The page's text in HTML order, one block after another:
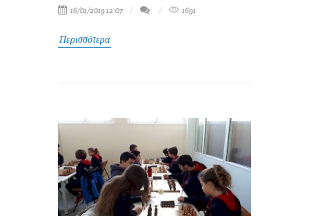
16/01/2019 12:07 1691
Περισσότερα